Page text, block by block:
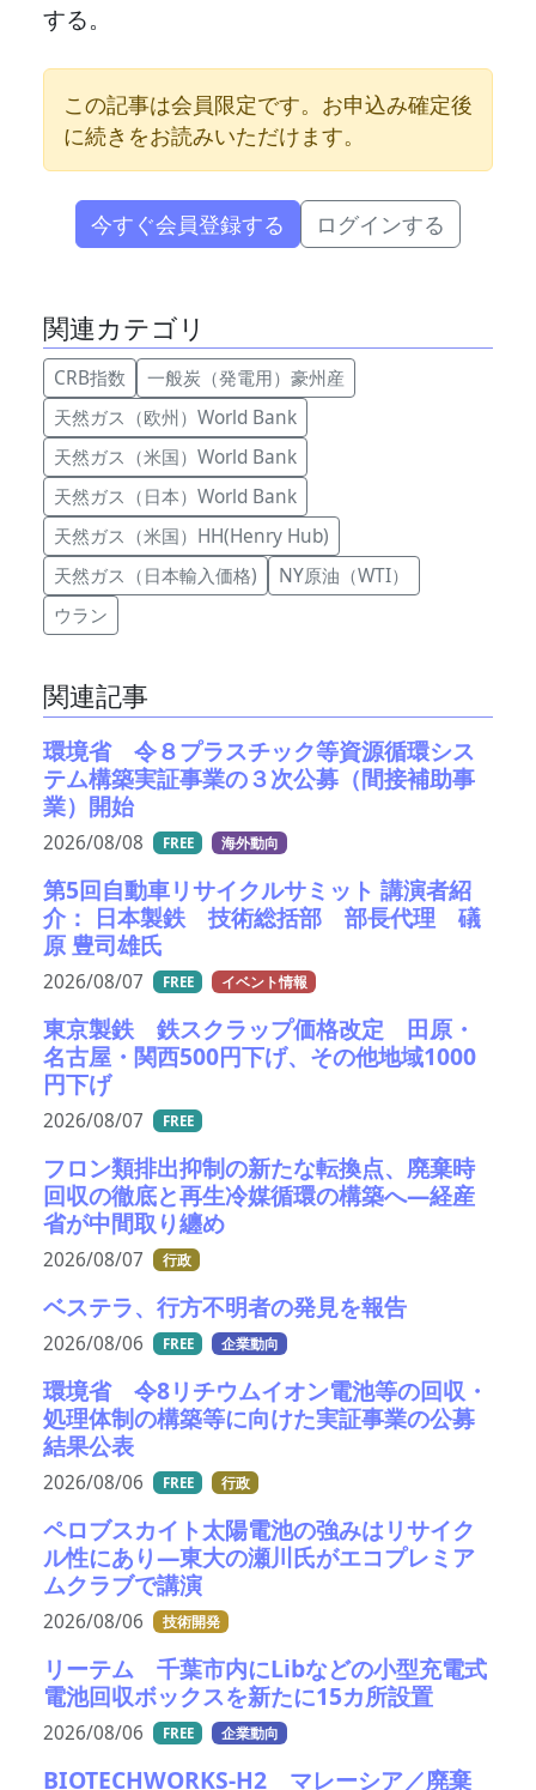
する。
この記事は会員限定です。お申込み確定後
に続きをお読みいただけます。
今すぐ会員登録する ログインする
関連カテゴリ
CRB指数
一般炭（発電用）豪州産
天然ガス（欧州）World Bank
天然ガス（米国）World Bank
天然ガス（日本）World Bank
天然ガス（米国）HH(Henry Hub)
天然ガス（日本輸入価格)
NY原油（WTI）
ウラン
関連記事
環境省 令８プラスチック等資源循環シス
テム構築実証事業の３次公募（間接補助事
業）開始
2026/08/08 FREE 海外動向
第5回自動車リサイクルサミット 講演者紹
介： 日本製鉄 技術総括部 部長代理 礒
原 豊司雄氏
2026/08/07 FREE イベント情報
東京製鉄 鉄スクラップ価格改定 田原・
名古屋・関西500円下げ、その他地域1000
円下げ
2026/08/07 FREE
フロン類排出抑制の新たな転換点、廃棄時
回収の徹底と再生冷媒循環の構築へ―経産
省が中間取り纏め
2026/08/07 行政
ベステラ、行方不明者の発見を報告
2026/08/06 FREE 企業動向
環境省 令8リチウムイオン電池等の回収・
処理体制の構築等に向けた実証事業の公募
結果公表
2026/08/06 FREE 行政
ペロブスカイト太陽電池の強みはリサイク
ル性にあり―東大の瀬川氏がエコプレミア
ムクラブで講演
2026/08/06 技術開発
リーテム 千葉市内にLibなどの小型充電式
電池回収ボックスを新たに15カ所設置
2026/08/06 FREE 企業動向
BIOTECHWORKS-H2 マレーシア／廃棄